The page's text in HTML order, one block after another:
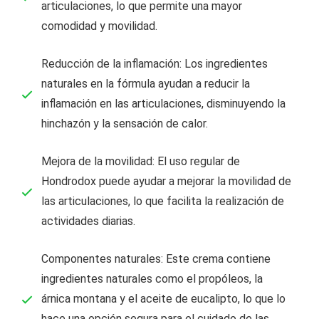
articulaciones, lo que permite una mayor
comodidad y movilidad.
Reducción de la inflamación: Los ingredientes
naturales en la fórmula ayudan a reducir la
inflamación en las articulaciones, disminuyendo la
hinchazón y la sensación de calor.
Mejora de la movilidad: El uso regular de
Hondrodox puede ayudar a mejorar la movilidad de
las articulaciones, lo que facilita la realización de
actividades diarias.
Componentes naturales: Este crema contiene
ingredientes naturales como el propóleos, la
árnica montana y el aceite de eucalipto, lo que lo